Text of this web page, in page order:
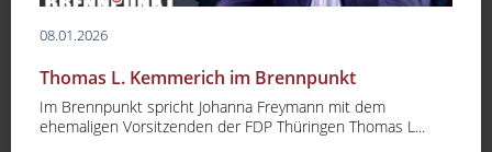
08.01.2026
Thomas L. Kemmerich im Brennpunkt
Im Brennpunkt spricht Johanna Freymann mit dem
ehemaligen Vorsitzenden der FDP Thüringen Thomas L...